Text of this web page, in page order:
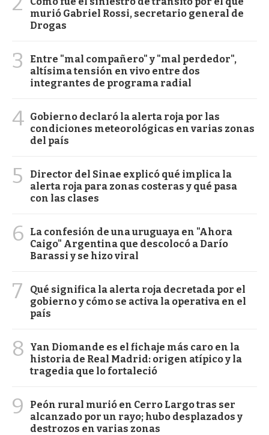
murió Gabriel Rossi, secretario general de
Drogas
3
Entre "mal compañero" y "mal perdedor",
altísima tensión en vivo entre dos
integrantes de programa radial
4 Gobierno declaró la alerta roja por las
condiciones meteorológicas en varias zonas
del país
5
Director del Sinae explicó qué implica la
alerta roja para zonas costeras y qué pasa
con las clases
6
La confesión de una uruguaya en "Ahora
Caigo" Argentina que descolocó a Darío
Barassi y se hizo viral
7
Qué significa la alerta roja decretada por el
gobierno y cómo se activa la operativa en el
país
8
Yan Diomande es el fichaje más caro en la
historia de Real Madrid: origen atípico y la
tragedia que lo fortaleció
9
Peón rural murió en Cerro Largo tras ser
alcanzado por un rayo; hubo desplazados y
destrozos en varias zonas